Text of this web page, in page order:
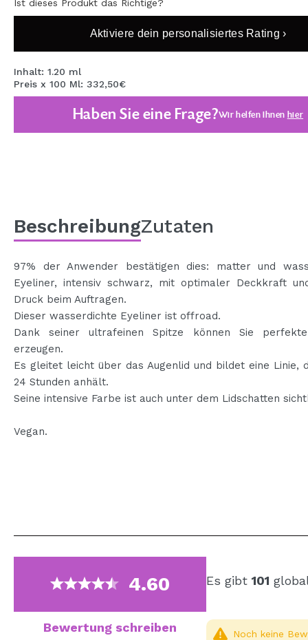
MAQUIFARMA
KOREA ZONE
TRAVEL SIZE
NATURE
BALD VERFÜGBAR
Ist dieses Produkt das Richtige?
Aktiviere dein personalisiertes Rating ›
Inhalt: 1.20 ml
Preis x 100 Ml: 332,50€
Haben Sie eine Frage?Wir helfen Ihnen hier
BeschreibungZutaten
97% der Anwender bestätigen dies: matter und
Eyeliner, intensiv schwarz, mit optimaler Deckkraft
Druck beim Auftragen.
Dieser wasserdichte Eyeliner ist offroad.
Dank seiner ultrafeinen Spitze können Sie
erzeugen.
Es gleitet leicht über das Augenlid und bildet eine Linie,
24 Stunden anhält.
Seine intensive Farbe ist auch unter dem Lidschatten
Vegan.
4.60
Bewertung schreiben
Es gibt 101
Noch keine